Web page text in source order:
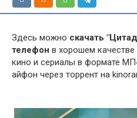
Здесь можно скачать
телефон в хорошем качестве
кино и сериалы в формате
айфон через торрент на